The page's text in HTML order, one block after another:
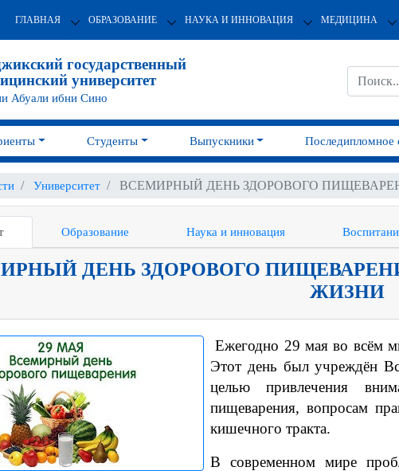
ГЛАВНАЯ ОБРАЗОВАНИЕ НАУКА И ИННОВАЦИЯ МЕДИЦИНА
государственный
университет
Абуали ибни Сино
Студенты Выпускники Последипломное
Университет ВСЕМИРНЫЙ ДЕНЬ ЗДОРОВОГО
Образование Наука и инновация
ДЕНЬ ЗДОРОВОГО
ЖИЗНИ
Ежегодно 29 мая во всём
Этот день был учреждён
целью привлечения
пищеварения, вопросам
кишечного тракта.
В современном мире